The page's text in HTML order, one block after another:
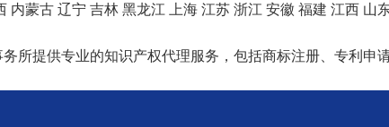
内蒙古 辽宁 吉林 黑龙江 上海 江苏 浙江 安徽 福建 江西 山
所提供专业的知识产权代理服务，包括商标注册、专利申